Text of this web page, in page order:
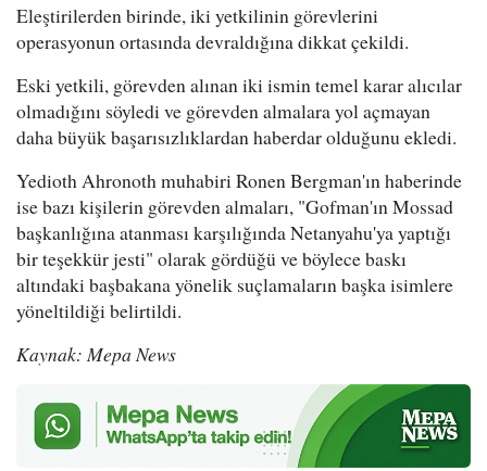
Eleştirilerden birinde, iki yetkilinin görevlerini
operasyonun ortasında devraldığına dikkat çekildi.
Eski yetkili, görevden alınan iki ismin temel karar alıcılar
olmadığını söyledi ve görevden almalara yol açmayan
daha büyük başarısızlıklardan haberdar olduğunu ekledi.
Yedioth Ahronoth muhabiri Ronen Bergman'ın haberinde
ise bazı kişilerin görevden almaları, "Gofman'ın Mossad
başkanlığına atanması karşılığında Netanyahu'ya yaptığı
bir teşekkür jesti" olarak gördüğü ve böylece baskı
altındaki başbakana yönelik suçlamaların başka isimlere
yöneltildiği belirtildi.
Kaynak: Mepa News